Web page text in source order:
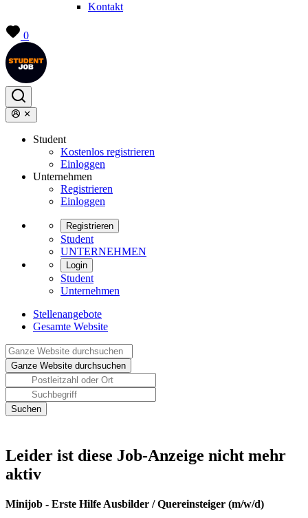
Kontakt
0
Student
Kostenlos registrieren
Einloggen
Unternehmen
Registrieren
Einloggen
Registrieren
Student
UNTERNEHMEN
Login
Student
Unternehmen
Stellenangebote
Gesamte Website
Leider ist diese Job-Anzeige nicht mehr
aktiv
Minijob - Erste Hilfe Ausbilder / Quereinsteiger (m/w/d)